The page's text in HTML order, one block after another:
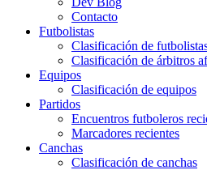
Contacto
Futbolistas
Clasificación de
Clasificación de árbitros
Equipos
Clasificación de equipos
Partidos
Encuentros futboleros
Marcadores recientes
Canchas
Clasificación de canchas